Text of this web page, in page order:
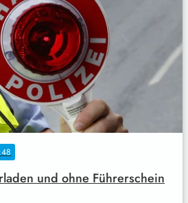
und ohne Führerschein